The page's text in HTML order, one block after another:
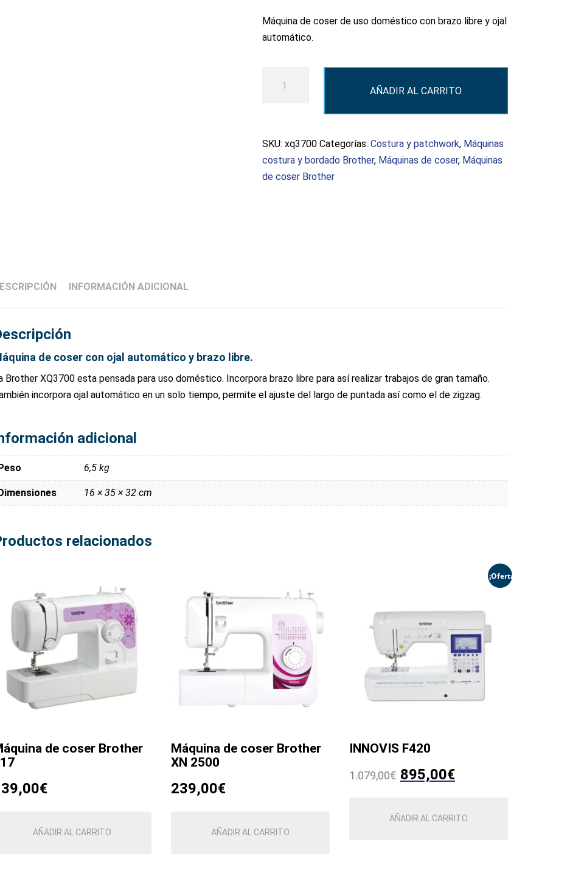
Máquina de coser de uso doméstico con brazo libre y ojal
automático.
XQ3700
cantidad
AÑADIR AL CARRITO
SKU:xq3700 Categorías:Costura y patchwork, Máquinas
costura y bordado Brother, Máquinas de coser, Máquinas
de coser Brother
INFORMACIÓN ADICIONAL
de coser con ojal automático y brazo libre.
Brother XQ3700 esta pensada para uso doméstico. Incorpora brazo libre para así realizar trabajos de gran tamaño.
incorpora ojal automático en un solo tiempo, permite el ajuste del largo de puntada así como el de zigzag.
adicional
6,5 kg
16 × 35 × 32 cm
relacionados
de coser Brother
€
AÑADIR AL CARRITO
Máquina de coser Brother
XN 2500
239,00€
AÑADIR AL CARRITO
¡Oferta!
INNOVIS F420
1.079,00€ El
original
895,00€El
actual
AÑADIR AL CARRITO